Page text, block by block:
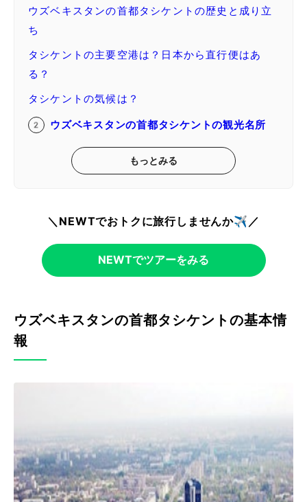
ウズベキスタンの首都タシケントの歴史と成り立
ち
タシケントの主要空港は？日本から直行便はあ
る？
タシケントの気候は？
ウズベキスタンの首都タシケントの観光名所
もっとみる
＼NEWTでおトクに旅行しませんか✈️／
NEWTでツアーをみる
ウズベキスタンの首都タシケントの基本情
報